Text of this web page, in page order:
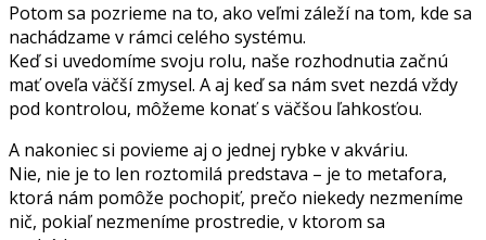
Potom sa pozrieme na to, ako veľmi záleží na tom, kde sa
nachádzame v rámci celého systému.
Keď si uvedomíme svoju rolu, naše rozhodnutia začnú
mať oveľa väčší zmysel. A aj keď sa nám svet nezdá vždy
pod kontrolou, môžeme konať s väčšou ľahkosťou.
A nakoniec si povieme aj o jednej rybke v akváriu.
Nie, nie je to len roztomilá predstava – je to metafora,
ktorá nám pomôže pochopiť, prečo niekedy nezmeníme
nič, pokiaľ nezmeníme prostredie, v ktorom sa